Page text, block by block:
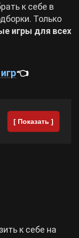
к себе в
Только
игры для всех
👈
[ Показать ]
к себе на